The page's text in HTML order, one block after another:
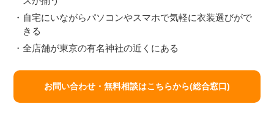
・自宅にいながらパソコンやスマホで気軽に衣装選びがで
きる
・全店舗が東京の有名神社の近くにある
お問い合わせ・無料相談はこちらから(総合窓口)